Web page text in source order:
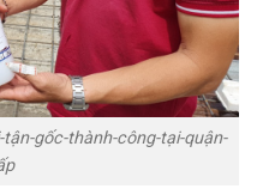
gốc-thành-công-tại-quận-